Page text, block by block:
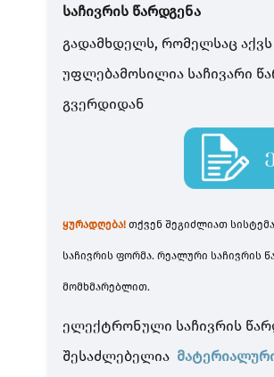
საჩივრის წარდგენა
გადამხდელს, რომელსაც
უფლებამოსილია საჩივარი
გვერდიდან
ყურადღება! თქვენ შეგიძლიათ
საჩივრის ფორმა. რეალური საჩივრის
მომხმარებლით.
ელექტრონული საჩივრის
შესაძლებელია